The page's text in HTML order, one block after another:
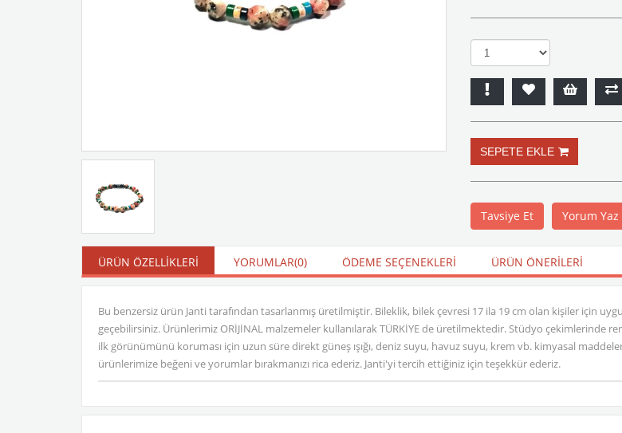
Tavsiye Et Yorum Yaz
ÜRÜN ÖZELLIKLERI YORUMLAR(0) ÖDEME SEÇENEKLERI ÜRÜN ÖNERILERI
Bu benzersiz ürün Janti tarafından tasarlanmış üretilmiştir. Bileklik, bilek çevresi 17 ila 19 cm olan kişiler için
geçebilirsiniz. Ürünlerimiz ORİJİNAL malzemeler kullanılarak TÜRKİYE de üretilmektedir. Stüdyo çekimlerinde
ilk görünümünü koruması için uzun süre direkt güneş ışığı, deniz suyu, havuz suyu, krem vb. kimyasal
ürünlerimize beğeni ve yorumlar bırakmanızı rica ederiz. Janti'yi tercih ettiğiniz için teşekkür ederiz.